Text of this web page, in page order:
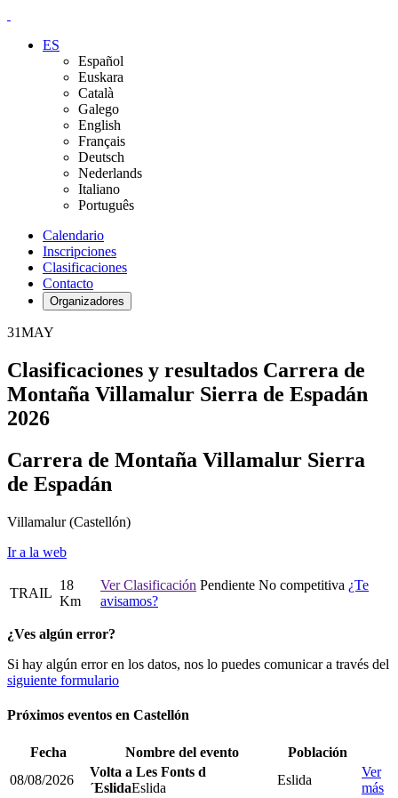
ES
Español
Euskara
Català
Galego
English
Français
Deutsch
Nederlands
Italiano
Português
Calendario
Inscripciones
Clasificaciones
Contacto
Organizadores
31MAY
Clasificaciones y resultados Carrera de
Montaña Villamalur Sierra de Espadán
2026
Carrera de Montaña Villamalur Sierra
de Espadán
Villamalur(Castellón)
Ir a la web
TRAIL
18
Km
Ver Clasificación Pendiente No competitiva ¿Te
avisamos?
¿Ves algún error?
Si hay algún error en los datos, nos lo puedes comunicar a través del
siguiente formulario
Próximos eventos en Castellón
Fecha Nombre del evento
Población
08/08/2026
Volta a Les Fonts d
´EslidaEslida
Eslida
Ver
más